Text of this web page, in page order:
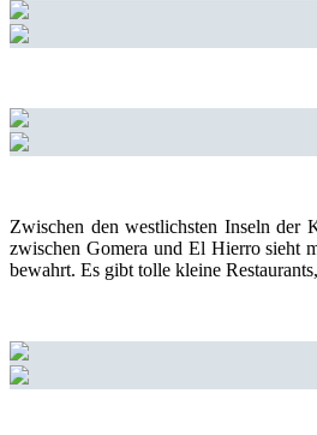
Zwischen den westlichsten Inseln der
zwischen Gomera und El Hierro sieht
bewahrt. Es gibt tolle kleine